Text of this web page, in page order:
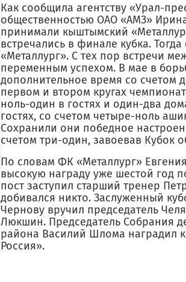
Как сообщила агентству «Урал-
общественностью ОАО «АМЗ»
принимали кыштымский
встречались в финале кубка.
«Металлург». С тех пор встречи
переменным успехом. В мае в
дополнительное время со
первом и втором кругах
ноль-один в гостях и один-два
гостях, со счетом четыре-ноль
Сохранили они победное
счетом три-один, завоевав Кубок
По словам ФК «Металлург»
высокую награду уже шестой год
пост заступил старший тренер
добивался никто. Заслуженный
Чернову вручил председатель
Люкшин. Председатель Собрания
района Василий Шлома наградил
Россия».